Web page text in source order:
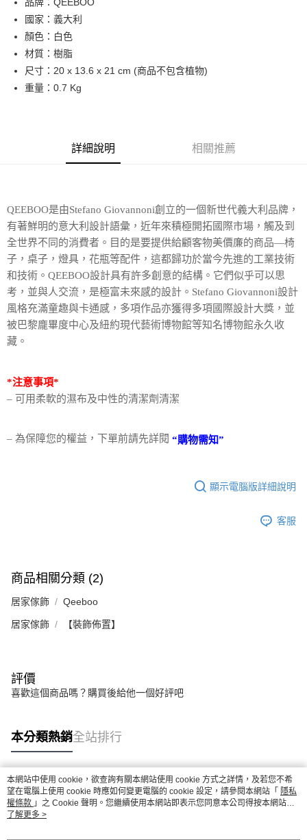
全盈+PAY
大哥付你分期
相關說明
【大哥付你分期使用說明】
1.本服務由台灣大哥大提供，台灣大哥大用戶可立即使用無須另外申請。
4.訂單成立30分鐘內，如未前往確認交易或遇審核未通過，訂單將自動取
消。如遇「轉專審核」未通過狀況，表示未達大哥付你分期系統評分，恕無
醒簡訊。
2.透過簡訊連結打開帳單後，可選擇「超商條碼／台灣大直營門市／銀行轉
【注意事項】
1.本服務係由「台灣大哥大股份有限公司」（以下簡稱本公司）所提供，讓
買賣價金債權讓與本公司後，依約使用本公司帳單繳交帳款。
2.基於同意付款使用「大哥付你分期」之契約關係目的，商店將以您的個人
資料（包含姓名、電話或地址）提供予台灣大哥大進項蒐集、處理及利用，
3.完整用戶服務條款，請詳閱以下連結：
AFTEE先享後付
１．簡單：不需註冊會員、不需綁卡、不需儲值。
２．便利：只要手機號碼，簡訊認證，即可結帳。
【「AFTEE先享後付」結帳流程】
１．於結帳方式選擇「AFTEE先享後付」後，將跳轉至「AFTEE先享後付」
結帳頁面，進行簡訊認證並確認金額後，即可完成結帳。
２．訂單成立數日內，您將收到繳費通知簡訊。
３．收到繳費通知簡訊後14天內，點擊此簡訊中的連結，可透過四大超商／
ATM／網路銀行／等多元方式進行付款，方視為交易完成。
※ 請注意：結帳手續完成當下不需立刻繳費，但若您需要取消訂單，請聯絡
購買商品的店家。未經商家同意取消之訂單仍視為有效，需透過AFTEE先享
後付繳納相關費用。
※ 交易是否成功請以「AFTEE先享後付 」之結帳頁面顯示為準，若有關於
是否繳費成功／繳費後需取消欲退款等相關疑問，請聯繫「AFTEE先享後付
客戶支援中心」
１．透過由恩沛科技股份有限公司提供之「AFTEE先享後付」服務完成之交
易，需依本服務之必要範圍內提供個人資料，並將交易相關給付款項請求債
權轉讓予恩沛科技股份有限公司。
３．未成年的使用者請事先徵得法定代理人或監護人之同意方可使用
時審查核予不同之上限額度；若仍有額度不足之情形，本公司將視審查結果
恩沛科技股份有限公司將有權停止該用戶之使用額度並採取法律行動。
國家：義大利
顏色：白色
材質：樹脂
尺寸：20 x 13.6 x 21 cm (商品不包含植物)
重量：0.7 Kg
詳細說明 相關推薦
QEEBOO是由Stefano Giovannoni創立的一個新世代義大利品牌，
有著鮮明的意大利設計語彙，近年來積極開拓國際市場，觸及到
全世界不同的消費者。目的是要提供給顧客物美價廉的商品—椅
子，桌子，燈具，花瓶等配件，這都歸功於當今先進的工業技術
和技術。QEEBOO設計具有許多創意的結構。它們似乎可以思
考，並與人交流，是極富未來感的設計。Stefano Giovannoni設計
風格充滿童趣與卡通感，多項作品亦獲得多項國際設計大獎，並
被巴黎龐畢度中心及紐約現代藝術博物館等知名博物館永久收
藏。
*注意事項*
– 可用柔軟的濕布及中性的清潔劑清潔
– 為保障您的權益，下單前請先詳閱 “購物需知”
顯示電腦版詳細說明
客服
商品相關分類 (2)
居家傢飾 Qeeboo
居家傢飾 【裝飾佈置】
評價
喜歡這個商品嗎？購買後給他一個好評吧
本分類熱銷全站排行
熱門標籤
本網站中使用 cookie，欲查詢有關本網站使用 cookie 方式之詳情，及若您不希
望在電腦上使用 cookie 時應如何變更電腦的 cookie 設定，請參閱本網站「 隱私
權條款 」之 Cookie 聲明。您繼續使用本網站即表示您同意本公司得按本網站使
用條款之 Cookie 聲明使用 cookie。
了解更多 >